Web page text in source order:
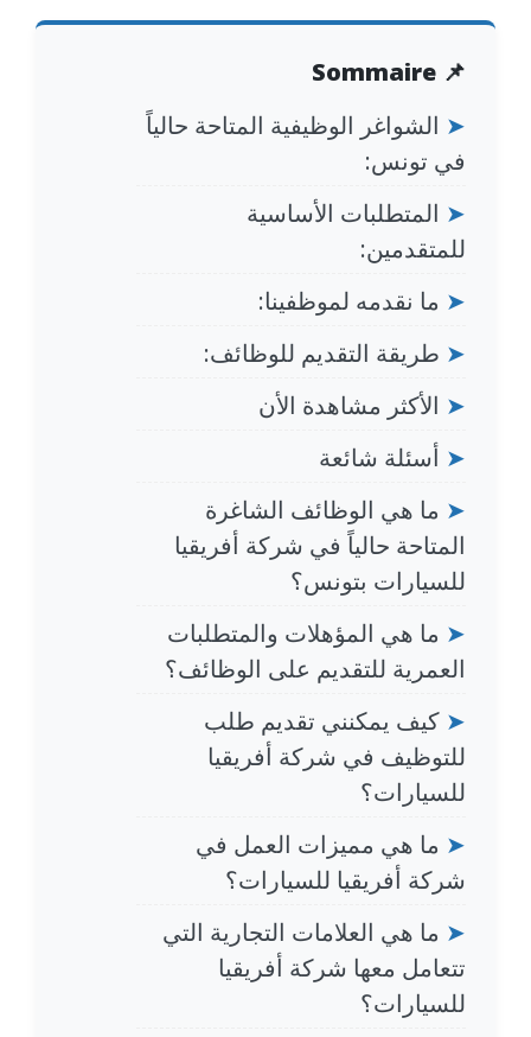
📌 Sommaire
➤ الشواغر الوظيفية المتاحة حالياً
في تونس:
➤ المتطلبات الأساسية
للمتقدمين:
➤ ما نقدمه لموظفينا:
➤ طريقة التقديم للوظائف:
➤ الأكثر مشاهدة الأن
➤ أسئلة شائعة
➤ ما هي الوظائف الشاغرة
المتاحة حالياً في شركة أفريقيا
للسيارات بتونس؟
➤ ما هي المؤهلات والمتطلبات
العمرية للتقديم على الوظائف؟
➤ كيف يمكنني تقديم طلب
للتوظيف في شركة أفريقيا
للسيارات؟
➤ ما هي مميزات العمل في
شركة أفريقيا للسيارات؟
➤ ما هي العلامات التجارية التي
تتعامل معها شركة أفريقيا
للسيارات؟